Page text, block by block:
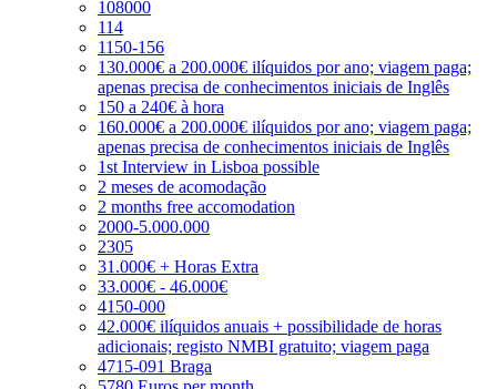
108000
114
1150-156
130.000€ a 200.000€ ilíquidos por ano; viagem paga;
apenas precisa de conhecimentos iniciais de Inglês
150 a 240€ à hora
160.000€ a 200.000€ ilíquidos por ano; viagem paga;
apenas precisa de conhecimentos iniciais de Inglês
1st Interview in Lisboa possible
2 meses de acomodação
2 months free accomodation
2000-5.000.000
2305
31.000€ + Horas Extra
33.000€ - 46.000€
4150-000
42.000€ ilíquidos anuais + possibilidade de horas
adicionais; registo NMBI gratuito; viagem paga
4715-091 Braga